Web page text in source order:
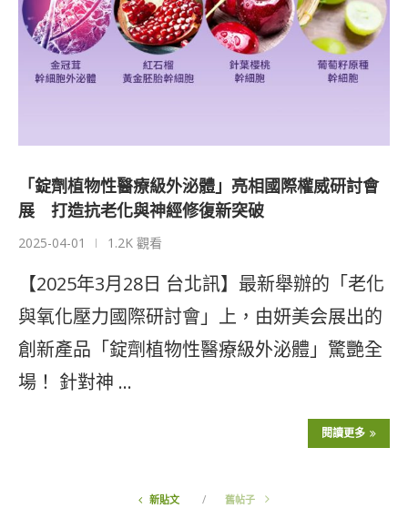
「錠劑植物性醫療級外泌體」亮相國際權威研討會
展 打造抗老化與神經修復新突破
2025-04-01 1.2K 觀看
【2025年3月28日 台北訊】最新舉辦的「老化
與氧化壓力國際研討會」上，由妍美会展出的
創新產品「錠劑植物性醫療級外泌體」驚艷全
場！ 針對神 …
閱讀更多
新貼文 舊帖子